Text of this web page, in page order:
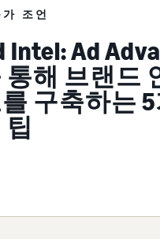
가 조언
Intel: Ad
통해 브랜드
구축하는
팁